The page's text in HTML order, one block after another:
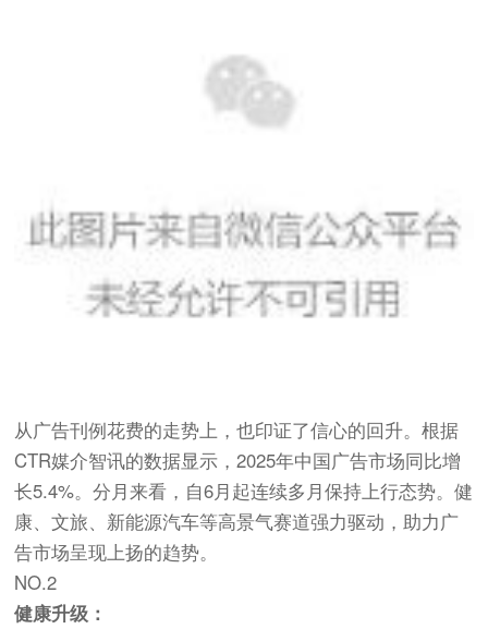
从广告刊例花费的走势上，也印证了信心的回升。根据
CTR媒介智讯的数据显示，2025年中国广告市场同比增
长5.4%。分月来看，自6月起连续多月保持上行态势。健
康、文旅、新能源汽车等高景气赛道强力驱动，助力广
告市场呈现上扬的趋势。
NO.2
健康升级：